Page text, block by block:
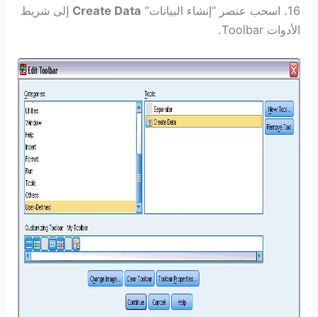
16. اسحب عنصر “إنشاء البيانات” Create Data إلى شريط
الأدوات Toolbar.